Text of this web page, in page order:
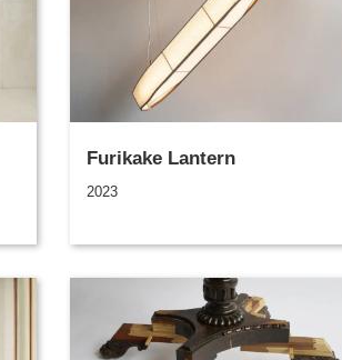
Furikake Lantern
2023